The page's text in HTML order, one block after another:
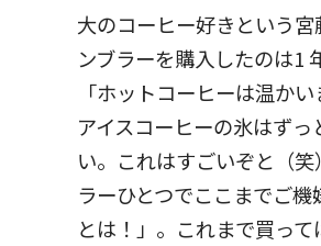
大のコーヒー好きという宮
ンブラーを購入したのは1
「ホットコーヒーは温かい
アイスコーヒーの氷はずっ
い。これはすごいぞと（
ラーひとつでここまでご機
とは！」。これまで買って